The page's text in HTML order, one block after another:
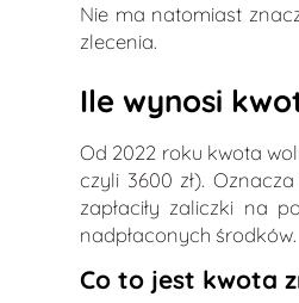
Nie ma natomiast
zlecenia.
Ile wynosi
Od 2022 roku kwota
czyli 3600 zł).
zapłaciły zaliczki na
nadpłaconych środków.
Co to jest kwota